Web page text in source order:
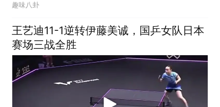
趣味八卦
王艺迪11-1逆转伊藤美诚，国乒女队日本
赛场三战全胜